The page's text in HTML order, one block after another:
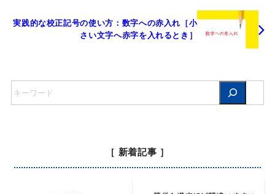
実践的な校正記号の使い方：数字への赤入れ［小
さい文字へ赤字を入れるとき］
［ 新着記事 ］